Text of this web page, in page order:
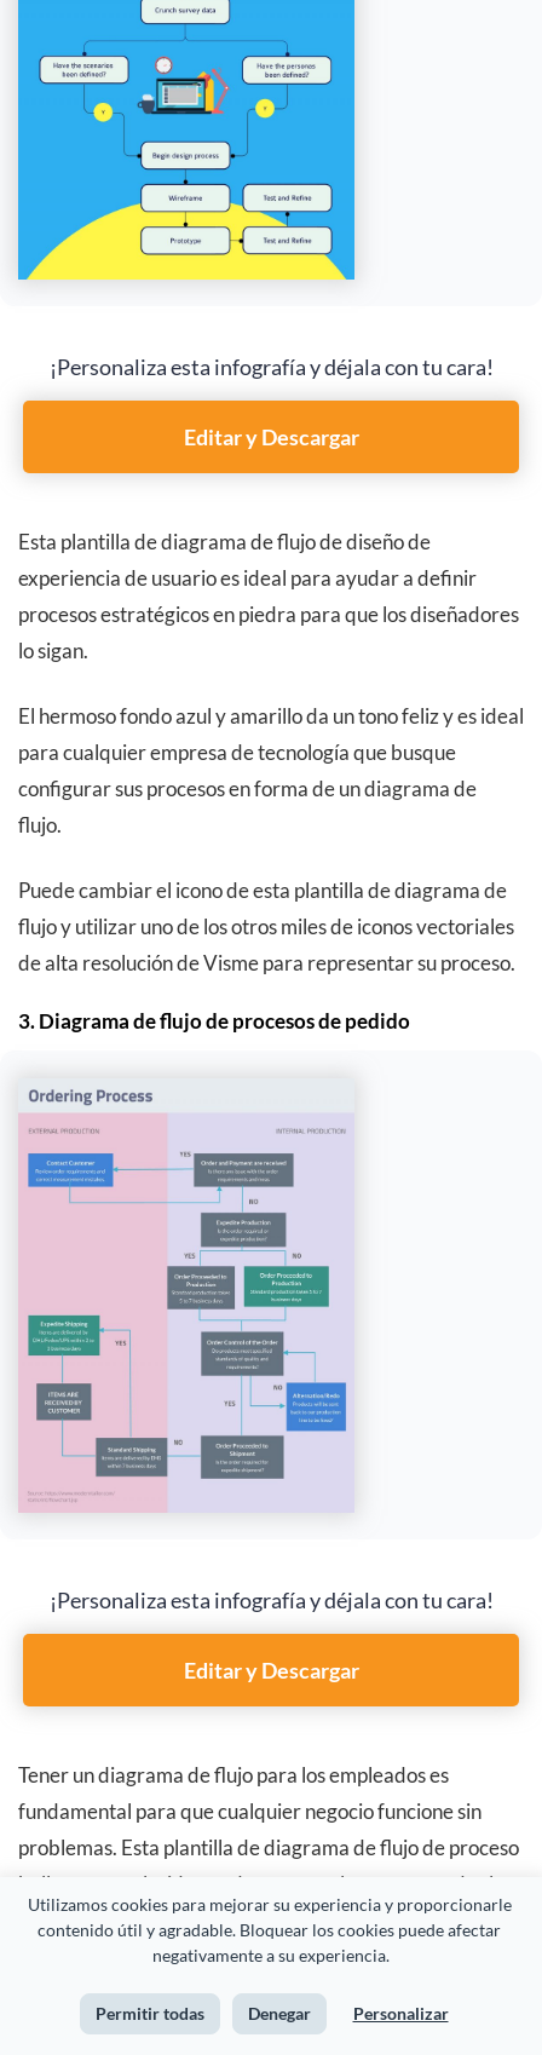
Utilizamos cookies para mejorar su experiencia y proporcionarle
contenido útil y agradable. Bloquear los cookies puede afectar
negativamente a su experiencia.
Permitir todas Denegar Personalizar
¡Personaliza esta infografía y déjala con tu cara!
Editar y Descargar
Esta plantilla de diagrama de flujo de diseño de
experiencia de usuario es ideal para ayudar a definir
procesos estratégicos en piedra para que los diseñadores
lo sigan.
El hermoso fondo azul y amarillo da un tono feliz y es ideal
para cualquier empresa de tecnología que busque
configurar sus procesos en forma de un diagrama de
flujo.
Puede cambiar el icono de esta plantilla de diagrama de
flujo y utilizar uno de los otros miles de iconos vectoriales
de alta resolución de Visme para representar su proceso.
3. Diagrama de flujo de procesos de pedido
¡Personaliza esta infografía y déjala con tu cara!
Editar y Descargar
Tener un diagrama de flujo para los empleados es
fundamental para que cualquier negocio funcione sin
problemas. Esta plantilla de diagrama de flujo de proceso
bellamente colorido puede mapear claramente todos los
procesos y hacerlos fáciles de entender.
mitad de camino.